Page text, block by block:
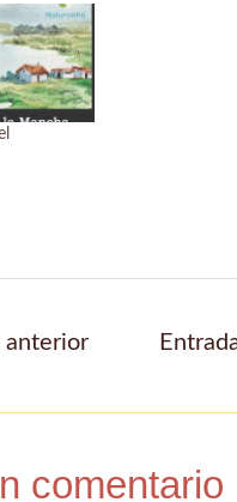
anterior
comentario